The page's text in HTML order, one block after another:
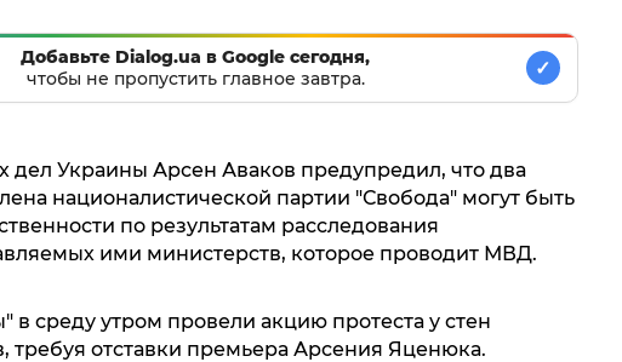
Добавьте Dialog.ua в Google сегодня,
чтобы не пропустить главное завтра.
✓
дел Украины Арсен Аваков предупредил, что два
националистической партии "Свобода" могут быть
по результатам расследования
ими министерств, которое проводит МВД.
в среду утром провели акцию протеста у стен
требуя отставки премьера Арсения Яценюка.